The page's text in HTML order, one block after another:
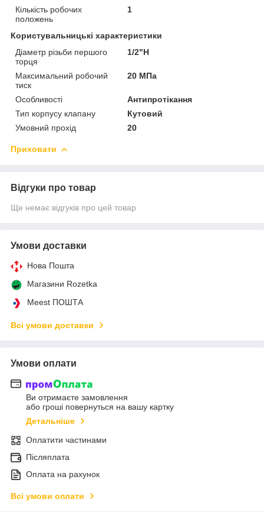
Кількість робочих
положень
1
Користувальницькі характеристики
Діаметр різьби першого
торця
1/2"Н
Максимальний робочий
тиск
20 МПа
Особливості
Антипротікання
Тип корпусу клапану
Кутовий
Умовний прохід
20
Приховати
Відгуки про товар
Ще немає відгуків про цей товар
Умови доставки
Нова Пошта
Магазини Rozetka
Meest ПОШТА
Всі умови доставки
Умови оплати
Ви отримаєте замовлення
або гроші повернуться на вашу картку
Детальніше
Оплатити частинами
Післяплата
Оплата на рахунок
Всі умови оплати